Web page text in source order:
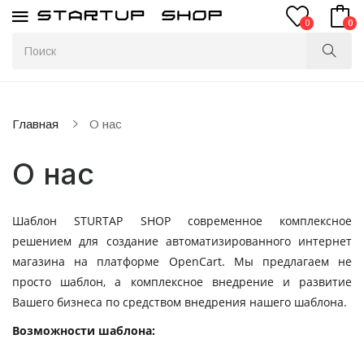
0 0
Главная О нас
О нас
Шаблон STURTAP SHOP современное комплексное
решением для создание автоматизированного интернет
магазина на платформе OpenCart. Мы предлагаем не
просто шаблон, а комплексное внедрение и развитие
Вашего бизнеса по средством внедрения нашего шаблона.
Возможности шаблона: